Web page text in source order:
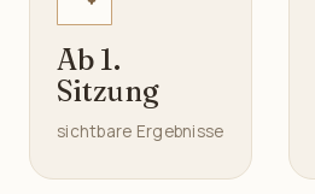
Ab 1.
Sitzung
sichtbare Ergebnisse